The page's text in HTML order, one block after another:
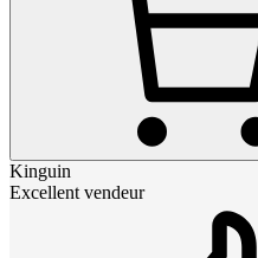
Kinguin
Excellent vendeur